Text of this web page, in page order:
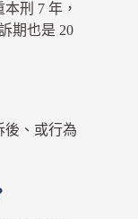
刑 7 年，
期也是 20
後、或行為